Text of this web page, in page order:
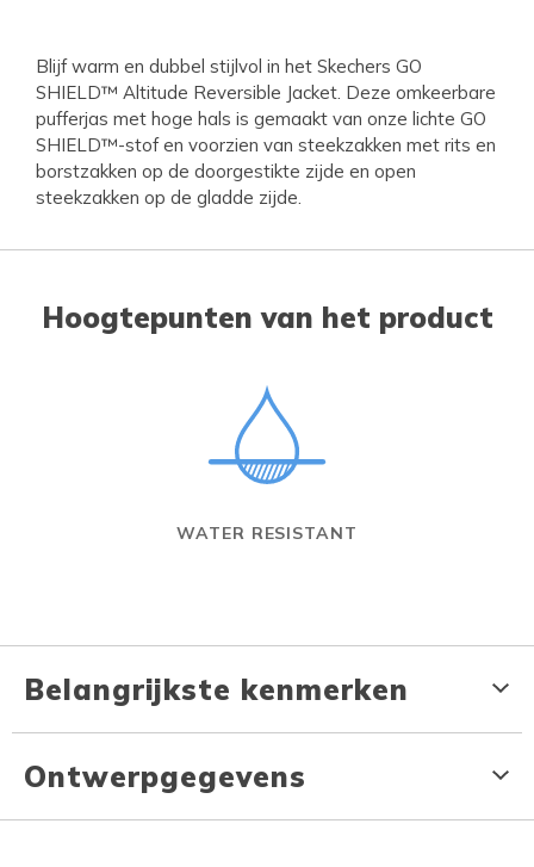
Blijf warm en dubbel stijlvol in het Skechers GO
SHIELD™ Altitude Reversible Jacket. Deze omkeerbare
pufferjas met hoge hals is gemaakt van onze lichte GO
SHIELD™-stof en voorzien van steekzakken met rits en
borstzakken op de doorgestikte zijde en open
steekzakken op de gladde zijde.
Hoogtepunten van het product
WATER RESISTANT
Belangrijkste kenmerken
Ontwerpgegevens